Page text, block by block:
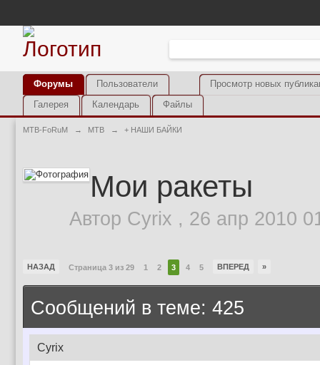
Просмотр новых
Форумы
Пользователи
Галерея
Календарь Файлы
MTB-FoRuM → MTB → + НАШИ БАЙКИ
Мои ракеты
Автор Cyrix , 26 апр 2010
НАЗАД Страница 3 из 29 1 2 3 4 5 ВПЕРЕД »
Сообщений в теме: 425
Cyrix